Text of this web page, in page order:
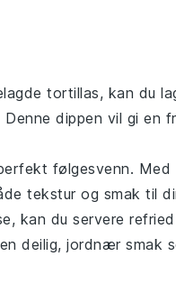
tortillas, kan du
Denne dippen vil gi en
følgesvenn. Med
tekstur og smak til
kan du servere
deilig, jordnær smak